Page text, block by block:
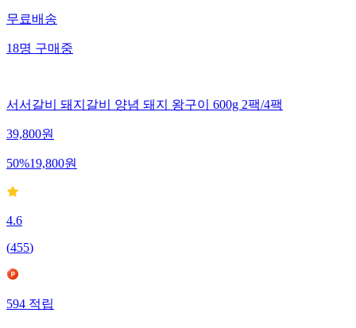
무료배송
18명구매중
서서갈비 돼지갈비 양념 돼지 왕구이 600g 2팩/4팩
39,800원
50%19,800원
4.6
(455)
594적립